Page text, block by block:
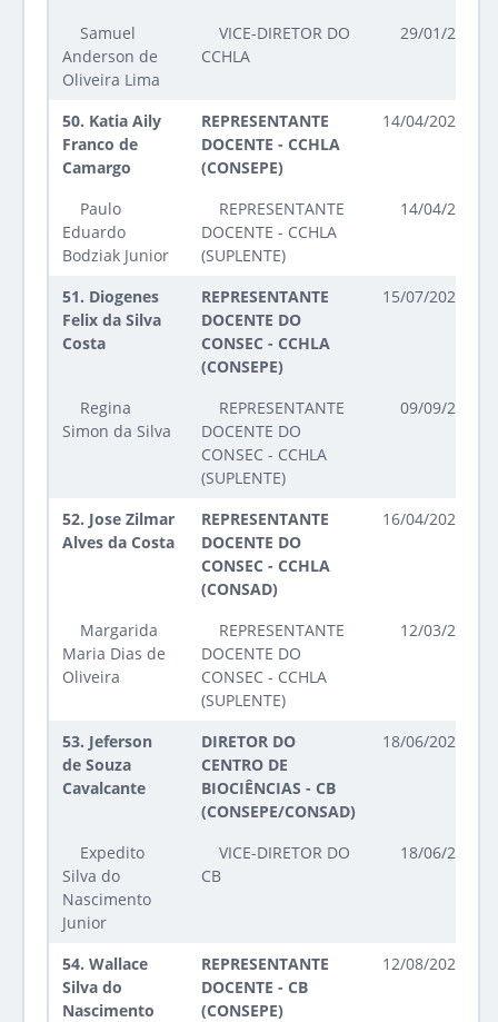
Samuel
Anderson de
Oliveira Lima
VICE-DIRETOR DO
CCHLA
29/01/2025
50. Katia Aily
Franco de
Camargo
REPRESENTANTE
DOCENTE - CCHLA
(CONSEPE)
14/04/2026 até
Paulo
Eduardo
Bodziak Junior
REPRESENTANTE
DOCENTE - CCHLA
(SUPLENTE)
14/04/2026
51. Diogenes
Felix da Silva
Costa
REPRESENTANTE
DOCENTE DO
CONSEC - CCHLA
(CONSEPE)
15/07/2025 até
Regina
Simon da Silva
REPRESENTANTE
DOCENTE DO
CONSEC - CCHLA
(SUPLENTE)
09/09/2025
52. Jose Zilmar
Alves da Costa
REPRESENTANTE
DOCENTE DO
CONSEC - CCHLA
(CONSAD)
16/04/2026 até
Margarida
Maria Dias de
Oliveira
REPRESENTANTE
DOCENTE DO
CONSEC - CCHLA
(SUPLENTE)
12/03/2026
53. Jeferson
de Souza
Cavalcante
DIRETOR DO
CENTRO DE
BIOCIÊNCIAS - CB
(CONSEPE/CONSAD)
18/06/2023 até
Expedito
Silva do
Nascimento
Junior
VICE-DIRETOR DO
CB
18/06/2023
54. Wallace
Silva do
Nascimento
REPRESENTANTE
DOCENTE - CB
(CONSEPE)
12/08/2025 até